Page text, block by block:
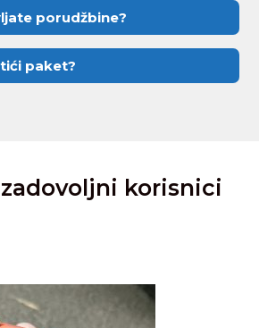
porudžbine?
paket?
korisnici